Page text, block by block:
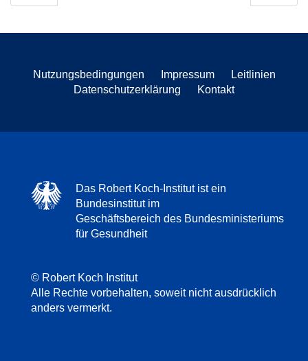
Nutzungsbedingungen Impressum
Leitlinien
Datenschutzerklärung
Kontakt
Das Robert Koch-Institut ist ein
Bundesinstitut im
Geschäftsbereich des Bundesministeriums
für Gesundheit
© Robert Koch Institut
Alle Rechte vorbehalten, soweit nicht ausdrücklich
anders vermerkt.